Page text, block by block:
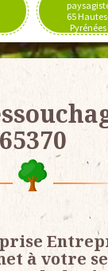
65
Pyrénées
65370
à votre